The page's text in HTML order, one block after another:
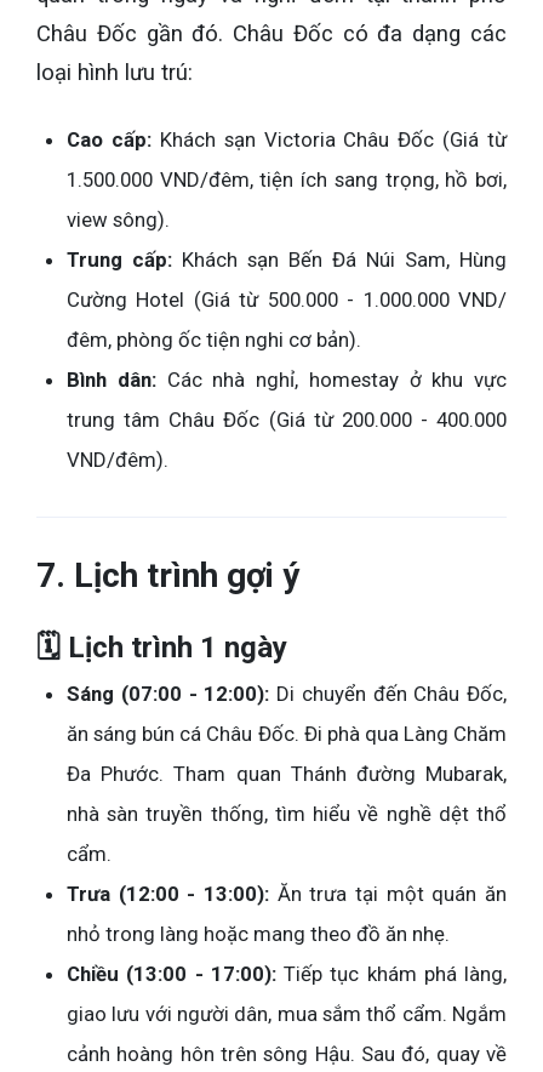
Châu Đốc gần đó. Châu Đốc có đa dạng các
loại hình lưu trú:
Cao cấp:Khách sạn Victoria Châu Đốc (Giá từ
1.500.000 VND/đêm, tiện ích sang trọng, hồ bơi,
view sông).
Trung cấp: Khách sạn Bến Đá Núi Sam, Hùng
Cường Hotel (Giá từ 500.000 - 1.000.000 VND/
đêm, phòng ốc tiện nghi cơ bản).
Bình dân:Các nhà nghỉ, homestay ở khu vực
trung tâm Châu Đốc (Giá từ 200.000 - 400.000
VND/đêm).
7. Lịch trình gợi ý
🗓 Lịch trình 1 ngày
Sáng (07:00 - 12:00): Di chuyển đến Châu Đốc,
ăn sáng bún cá Châu Đốc. Đi phà qua Làng Chăm
Đa Phước. Tham quan Thánh đường Mubarak,
nhà sàn truyền thống, tìm hiểu về nghề dệt thổ
cẩm.
Trưa (12:00 - 13:00): Ăn trưa tại một quán ăn
nhỏ trong làng hoặc mang theo đồ ăn nhẹ.
Chiều (13:00 - 17:00):Tiếp tục khám phá làng,
giao lưu với người dân, mua sắm thổ cẩm. Ngắm
cảnh hoàng hôn trên sông Hậu. Sau đó, quay về